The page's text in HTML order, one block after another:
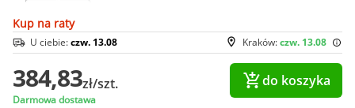
Kup na raty
Kraków:czw. 13.08
U ciebie:czw. 13.08
384,83zł/szt.
Darmowa dostawa
do koszyka